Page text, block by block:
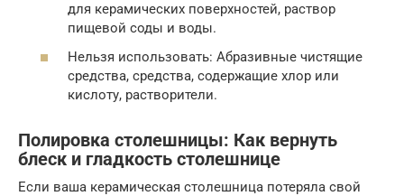
для керамических поверхностей, раствор
пищевой соды и воды.
Нельзя использовать: Абразивные чистящие
средства, средства, содержащие хлор или
кислоту, растворители.
Полировка столешницы: Как вернуть
блеск и гладкость столешнице
Если ваша керамическая столешница потеряла свой